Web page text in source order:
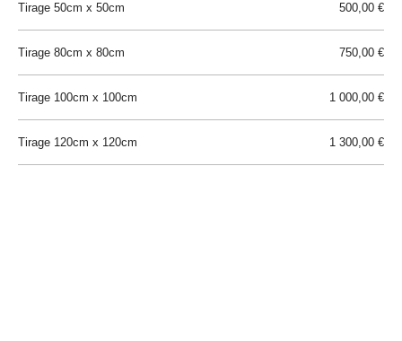
Tirage 50cm x 50cm 500,00 €
Tirage 80cm x 80cm 750,00 €
Tirage 100cm x 100cm 1 000,00 €
Tirage 120cm x 120cm 1 300,00 €